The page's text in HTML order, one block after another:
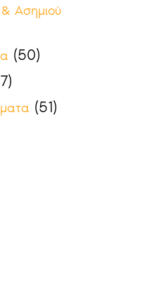
Ασημιού
(50)
(51)